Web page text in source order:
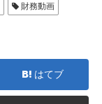
財務動画
はてブ